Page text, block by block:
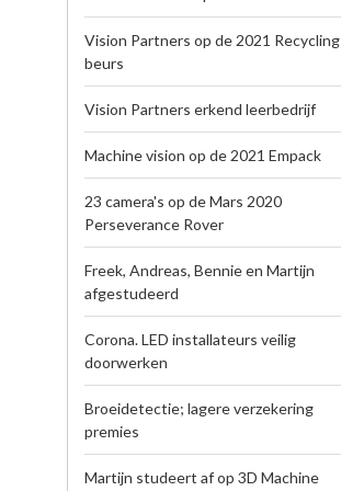
Vision Partners op de 2021 Recycling
beurs
Vision Partners erkend leerbedrijf
Machine vision op de 2021 Empack
23 camera's op de Mars 2020
Perseverance Rover
Freek, Andreas, Bennie en Martijn
afgestudeerd
Corona. LED installateurs veilig
doorwerken
Broeidetectie; lagere verzekering
premies
Martijn studeert af op 3D Machine